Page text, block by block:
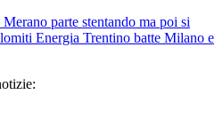
parte stentando ma poi si
Energia Trentino batte Milano e